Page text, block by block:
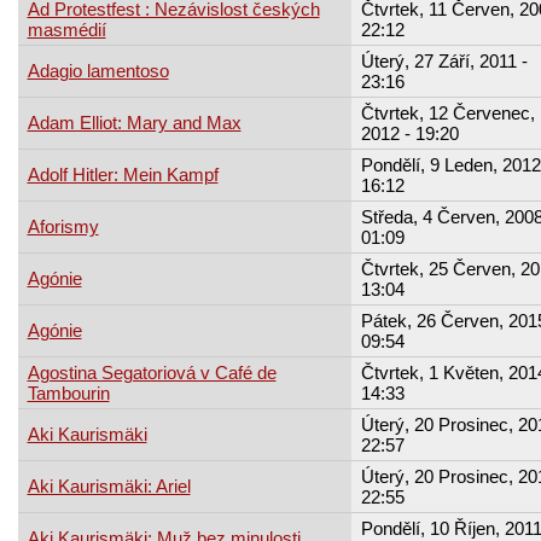
Ad Protestfest : Nezávislost českých
masmédií
Čtvrtek, 11 Červen,
22:12
Adagio lamentoso
Úterý, 27 Září, 2011 -
23:16
Adam Elliot: Mary and Max
Čtvrtek, 12 Červenec,
2012 - 19:20
Adolf Hitler: Mein Kampf
Pondělí, 9 Leden,
16:12
Aforismy
Středa, 4 Červen,
01:09
Agónie
Čtvrtek, 25 Červen,
13:04
Agónie
Pátek, 26 Červen,
09:54
Agostina Segatoriová v Café de
Tambourin
Čtvrtek, 1 Květen,
14:33
Aki Kaurismäki
Úterý, 20 Prosinec,
22:57
Aki Kaurismäki: Ariel
Úterý, 20 Prosinec,
22:55
Pondělí, 10 Říjen,